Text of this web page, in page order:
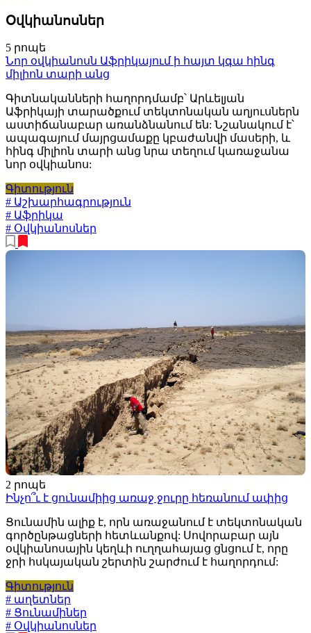
Օվկիանոսներ
5 րոպե
Նոր օվկիանոսն Աֆրիկայում ի հայտ կգա հինգ
միլիոն տարի անց
Գիտնականների հաղորդմամբ՝ Արևելյան
Աֆրիկայի տարածքում տեկտոնական աղյուսներն
աստիճանաբար առանձնանում են: Նշանակում է՝
ապագայում մայրցամաքը կբաժանվի մասերի, և
հինգ միլիոն տարի անց նրա տեղում կառաջանա
նոր օվկիանոս:
Գիտություն
# Աշխարհագրություն
# Աֆրիկա
# Օվկիանոսներ
2 րոպե
Ինչո՞ւ է ցունամիից առաջ ջուրը հեռանում ափից
Ցունամին ալիք է, որն առաջանում է տեկտոնական
գործընթացների հետևանքով: Սովորաբար այն
օվկիանոսային կեղևի ուղղահայաց ցնցում է, որը
ջրի հսկայական շերտին շարժում է հաղորդում:
Գիտություն
# աղետներ
# Ցունամիներ
# Օվկիանոսներ